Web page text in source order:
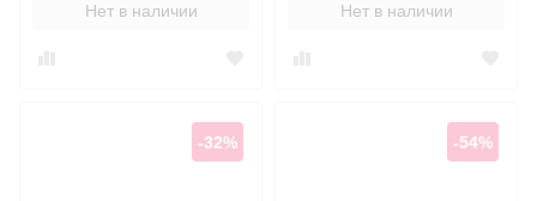
Нет в наличии Нет в наличии
-32% -54%